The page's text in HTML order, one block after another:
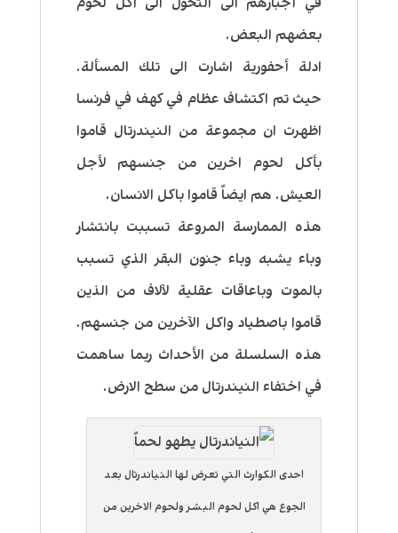
بعضهم البعض.
ادلة أحفورية اشارت الى تلك المسألة.
حيث تم اكتشاف عظام في كهف في فرنسا
اظهرت ان مجموعة من النيندرتال قاموا
بأكل لحوم اخرين من جنسهم لأجل
العيش. هم ايضاً قاموا باكل الانسان.
هذه الممارسة المروعة تسببت بانتشار
وباء يشبه وباء جنون البقر الذي تسبب
بالموت وباعاقات عقلية لآلاف من الذين
قاموا باصطياد واكل الآخرين من جنسهم.
هذه السلسلة من الأحداث ربما ساهمت
في اختفاء النيندرتال من سطح الارض.
احدى الكوارث التي تعرض لها النياندرتال بعد
الجوع هي اكل لحوم البشر ولحوم الاخرين من